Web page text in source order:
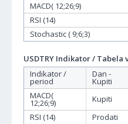
MACD( 12;26;9)
RSI (14)
Stochastic ( 9;6;3)
USDTRY Indikator / Tabela
Indikator /
period
Dan -
Kupiti
MACD(
12;26;9) Kupiti
RSI (14)
Prodati